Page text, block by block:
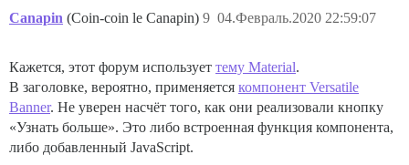
Canapin (Coin-coin le Canapin) 04.Февраль.2020 22:59:07
9
Кажется, этот форум использует тему Material.
В заголовке, вероятно, применяется компонент Versatile
Banner. Не уверен насчёт того, как они реализовали кнопку
«Узнать больше». Это либо встроенная функция компонента,
либо добавленный JavaScript.